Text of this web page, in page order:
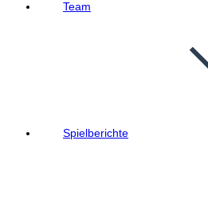
Team
Spielberichte